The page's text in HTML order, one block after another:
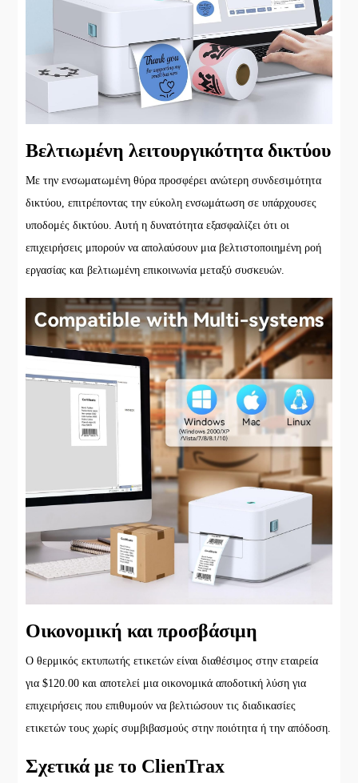
Βελτιωμένη λειτουργικότητα δικτύου
Με την ενσωματωμένη θύρα προσφέρει ανώτερη συνδεσιμότητα
δικτύου, επιτρέποντας την εύκολη ενσωμάτωση σε υπάρχουσες
υποδομές δικτύου. Αυτή η δυνατότητα εξασφαλίζει ότι οι
επιχειρήσεις μπορούν να απολαύσουν μια βελτιστοποιημένη ροή
εργασίας και βελτιωμένη επικοινωνία μεταξύ συσκευών.
Οικονομική και προσβάσιμη
Ο θερμικός εκτυπωτής ετικετών είναι διαθέσιμος στην εταιρεία
για $120.00 και αποτελεί μια οικονομικά αποδοτική λύση για
επιχειρήσεις που επιθυμούν να βελτιώσουν τις διαδικασίες
ετικετών τους χωρίς συμβιβασμούς στην ποιότητα ή την απόδοση.
Σχετικά με το ClienTrax